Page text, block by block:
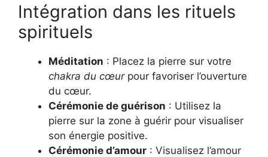
Intégration dans les rituels
spirituels
Méditation : Placez la pierre sur votre
chakra du cœurpour favoriser l’ouverture
du cœur.
Cérémonie de guérison : Utilisez la
pierre sur la zone à guérir pour visualiser
son énergie positive.
Cérémonie d’amour : Visualisez l’amour